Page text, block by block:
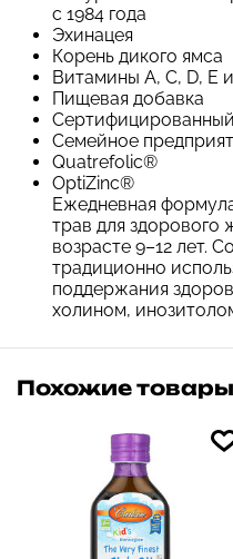
с 1984 года
Эхинацея
Корень дикого ямса
Витамины A, C, D, E
Пищевая добавка
Семейное
Quatrefolic®
OptiZinc®
Ежедневная
трав для здорового
возрасте 9–12 лет.
традиционно
поддержания
холином,
Похожие товары